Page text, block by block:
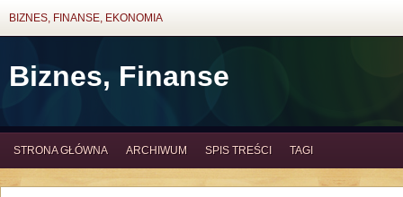
BIZNES, FINANSE, EKONOMIA
Biznes, Finanse
STRONA GŁÓWNA ARCHIWUM SPIS TREŚCI TAGI